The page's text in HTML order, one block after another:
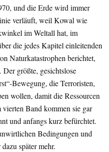
und die Erde wird immer
verläuft, weil Kowal wie
im Weltall hat, im
die jedes Kapitel einleitenden
Naturkatastrophen berichtet,
größte, gesichtslose
Bewegung, die Terroristen,
wollen, damit die Ressourcen
Band kommen sie gar
und anfangs kurz befürchtet.
Bedingungen und
später mehr.